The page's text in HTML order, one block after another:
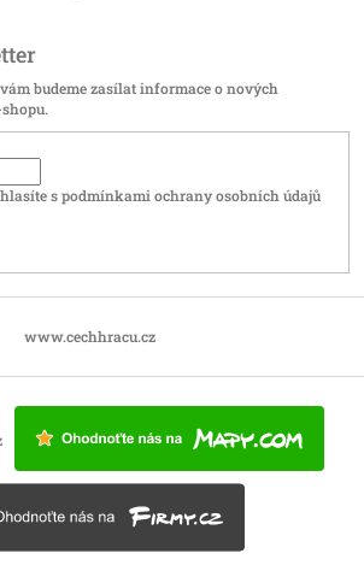
budeme zasílat informace o nových
spodmínkami ochrany osobních údajů
www.cechhracu.cz